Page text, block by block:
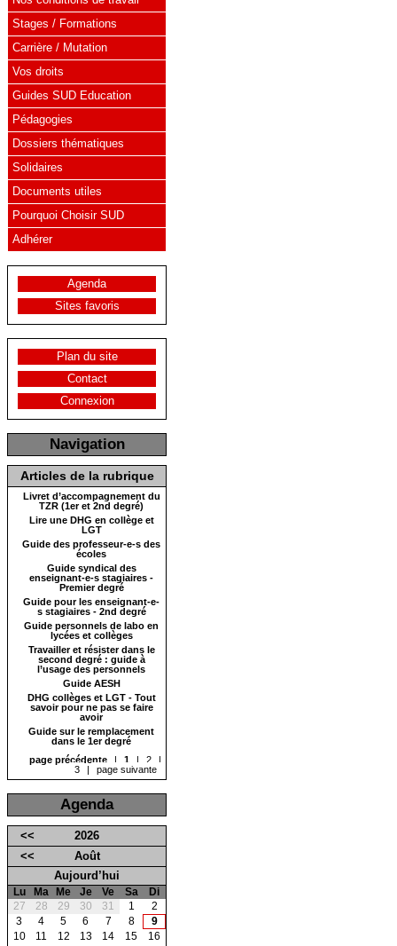
Stages / Formations
Carrière / Mutation
Vos droits
Guides SUD Education
Pédagogies
Dossiers thématiques
Solidaires
Documents utiles
Pourquoi Choisir SUD
Adhérer
Agenda
Sites favoris
Plan du site
Contact
Connexion
Navigation
Articles de la rubrique
Livret d’accompagnement du
TZR (1er et 2nd degré)
Lire une DHG en collège et
LGT
Guide des professeur-e-s des
écoles
Guide syndical des
enseignant-e-s stagiaires -
Premier degré
Guide pour les enseignant-e-
s stagiaires - 2nd degré
Guide personnels de labo en
lycées et collèges
Travailler et résister dans le
second degré : guide à
l’usage des personnels
Guide AESH
DHG collèges et LGT - Tout
savoir pour ne pas se faire
avoir
Guide sur le remplacement
dans le 1er degré
page précédente
| 1 | 2
|
3
| page suivante
Agenda
<<
2026
<<
Août
Aujourd’hui
Lu Ma Me Je Ve Sa
Di
27
28 29 30 31 1
2
3
4 5 6 7 8
9
10
11 12 13 14 15
16